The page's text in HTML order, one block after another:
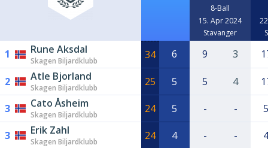
8-Ball
15. Apr 2024
Stavanger
1 Rune Aksdal
Skagen Biljardklubb 34 6 9 3
2 Atle Bjorland
Skagen Biljardklubb 25 5 5 4
3 Cato Åsheim
Skagen Biljardklubb 24 5 - - 5
3 Erik Zahl
Skagen Biljardklubb 24 4 - - 4